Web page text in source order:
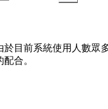
於目前系統使用人數眾
合。